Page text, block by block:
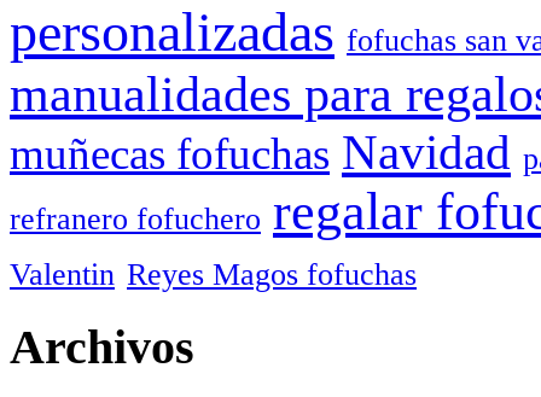
personalizadas fofuchas san
manualidades para
muñecas fofuchas Navidad
refranero fofuchero regalar
Valentin Reyes Magos fofuchas
Archivos